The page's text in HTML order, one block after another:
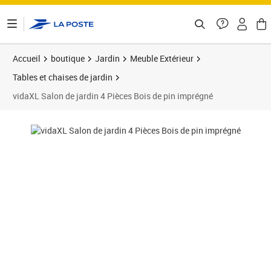
Accueil boutique Jardin
Meuble Extérieur
Tables et chaises de jardin
vidaXL Salon de jardin 4 Pièces Bois de pin imprégné